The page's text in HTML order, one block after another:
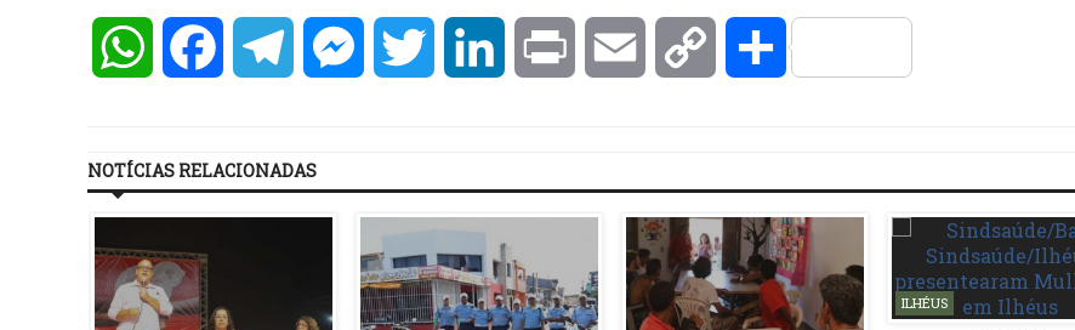
WhatsAppFacebookTelegramMessengerTwitter LinkedInPrint Email Copy Compartilhar
NOTÍCIAS RELACIONADAS
ILHÉUS